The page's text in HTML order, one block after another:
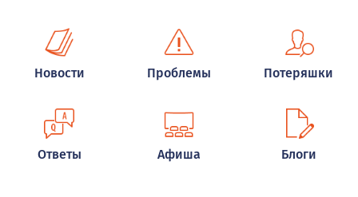
Новости Проблемы Потеряшки
Ответы Афиша Блоги